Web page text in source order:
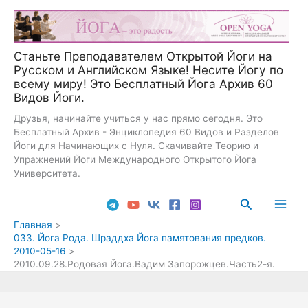
Перейти
содержимому
Станьте Преподавателем Открытой Йоги на
Русском и Английском Языке! Несите Йогу по
всему миру! Это Бесплатный Йога Архив 60
Видов Йоги.
Друзья, начинайте учиться у нас прямо сегодня. Это
Бесплатный Архив - Энциклопедия 60 Видов и Разделов
Йоги для Начинающих с Нуля. Скачивайте Теорию и
Упражнений Йоги Международного Открытого Йога
Университета.
Поиск
Главная
033. Йога Рода. Шраддха Йога памятования предков.
2010-05-16
2010.09.28.Родовая Йога.Вадим Запорожцев.Часть2-я.